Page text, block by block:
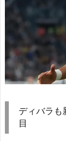
ディバラも
目